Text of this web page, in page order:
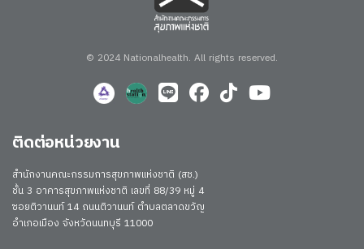
© 2024 Nationalhealth. All rights reserved.
ติดต่อหน่วยงาน
สำนักงานคณะกรรมการสุขภาพแห่งชาติ (สช.)
ชั้น 3 อาคารสุขภาพแห่งชาติ เลขที่ 88/39 หมู่ 4
ซอยติวานนท์ 14 ถนนติวานนท์ ตำบลตลาดขวัญ
อำเภอเมือง จังหวัดนนทบุรี 11000